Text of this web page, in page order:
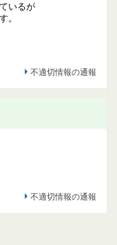
いるが
。
不適切情報の通報
不適切情報の通報